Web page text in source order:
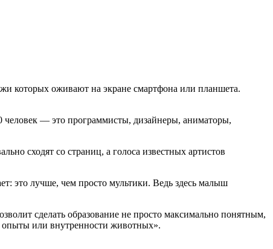
которых оживают на экране смартфона или планшета.
человек — это программисты, дизайнеры, аниматоры,
сходят со страниц, а голоса известных артистов
это лучше, чем просто мультики. Ведь здесь малыш
сделать образование не просто максимально понятным,
опыты или внутренности животных».